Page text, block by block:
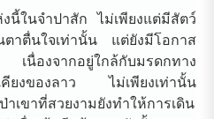
นี้ในจำปาสัก ไม่เพียงแต่มีสัตว์
าตื่นใจเท่านั้น แต่ยังมีโอกาส
นื่องจากอยู่ใกล้กับมรดกทาง
คียงของลาว ไม่เพียงเท่านั้น
เขาที่สวยงามยังทำให้การเดิน